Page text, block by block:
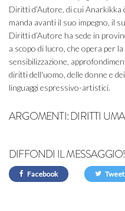
Diritti d’Autore, di cui Anarkikka
manda avanti il suo impegno, il
Diritti d’Autore ha sede in
a scopo di lucro, che opera per
sensibilizzazione,
diritti dell'uomo, delle donne e
linguaggi espressivo-artistici.
ARGOMENTI:DIRITTI
DIFFONDI IL MESSAGGIO!
Facebook Tweet